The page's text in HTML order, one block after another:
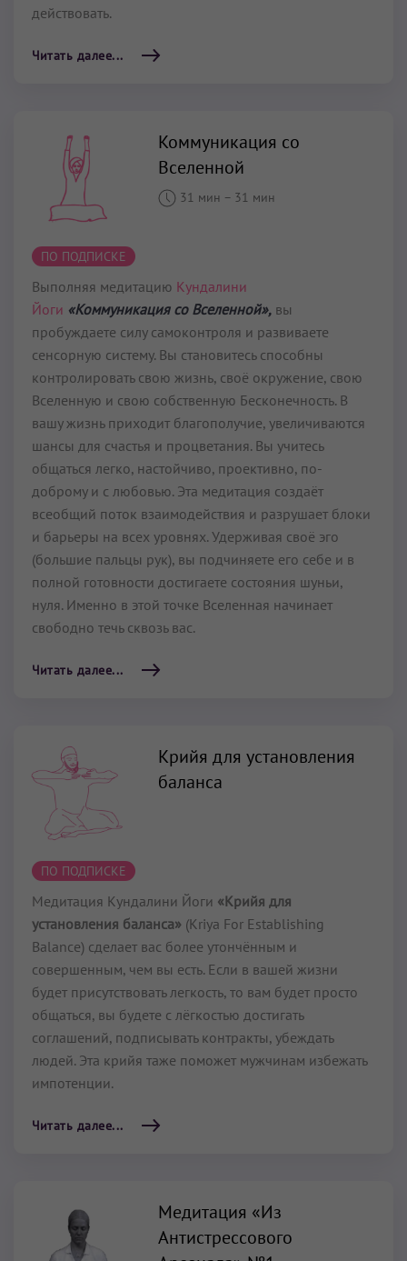
действовать.
Читать далее...
Коммуникация cо
Вселенной
31 мин – 31 мин
ПО ПОДПИСКЕ
Выполняя медитацию Кундалини
Йоги «Коммуникация со Вселенной», вы
пробуждаете силу самоконтроля и развиваете
сенсорную систему. Вы становитесь способны
контролировать свою жизнь, своё окружение, свою
Вселенную и свою собственную Бесконечность. В
вашу жизнь приходит благополучие, увеличиваются
шансы для счастья и процветания. Вы учитесь
общаться легко, настойчиво, проективно, по-
доброму и с любовью. Эта медитация создаёт
всеобщий поток взаимодействия и разрушает блоки
и барьеры на всех уровнях. Удерживая своё эго
(большие пальцы рук), вы подчиняете его себе и в
полной готовности достигаете состояния шуньи,
нуля. Именно в этой точке Вселенная начинает
свободно течь сквозь вас.
Читать далее...
Крийя для установления
баланса
ПО ПОДПИСКЕ
Медитация Кундалини Йоги «Крийя для
установления баланса» (Kriya For Establishing
Balance) сделает вас более утончённым и
совершенным, чем вы есть. Если в вашей жизни
будет присутствовать легкость, то вам будет просто
общаться, вы будете с лёгкостью достигать
соглашений, подписывать контракты, убеждать
людей. Эта крийя таже поможет мужчинам избежать
импотенции.
Читать далее...
Медитация «Из
Антистрессового